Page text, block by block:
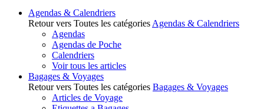
Agendas & Calendriers
Retour vers Toutes les catégories Agendas & Calendriers
Agendas
Agendas de Poche
Calendriers
Voir tous les articles
Bagages & Voyages
Retour vers Toutes les catégories Bagages & Voyages
Articles de Voyage